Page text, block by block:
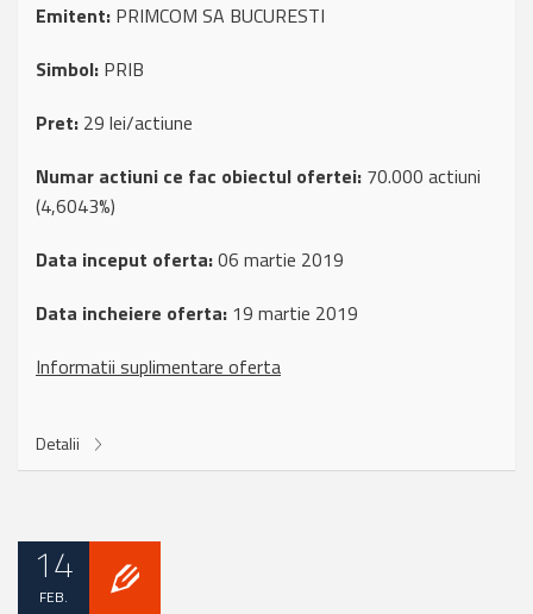
Emitent: PRIMCOM SA BUCURESTI
Simbol: PRIB
Pret: 29 lei/actiune
Numar actiuni ce fac obiectul ofertei: 70.000 actiuni
(4,6043%)
Data inceput oferta:06 martie 2019
Data incheiere oferta: 19 martie 2019
Informatii suplimentare oferta
Detalii
14
FEB.